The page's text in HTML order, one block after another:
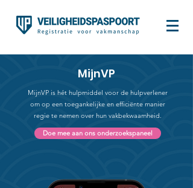
MijnVP
MijnVP is hét hulpmiddel voor de hulpverlener
om op een toegankelijke en efficiënte manier
regie te nemen over hun vakbekwaamheid.
Doe mee aan ons onderzoekspaneel